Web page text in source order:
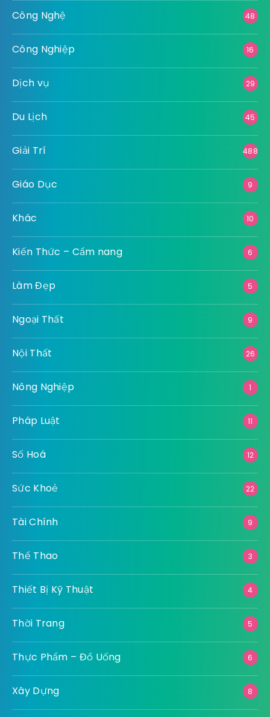
Công Nghệ 48
Công Nghiệp 16
Dịch vụ 29
Du Lịch 45
Giải Trí 488
Giáo Dục 9
Khác 10
Kiến Thức – Cẩm nang 6
Làm Đẹp 5
Ngoại Thất 9
Nội Thất 26
Nông Nghiệp 1
Pháp Luật 11
Số Hoá 12
Sức Khoẻ 22
Tài Chính 9
Thể Thao 3
Thiết Bị Kỹ Thuật 4
Thời Trang 5
Thực Phẩm – Đồ Uống 6
Xây Dựng 8